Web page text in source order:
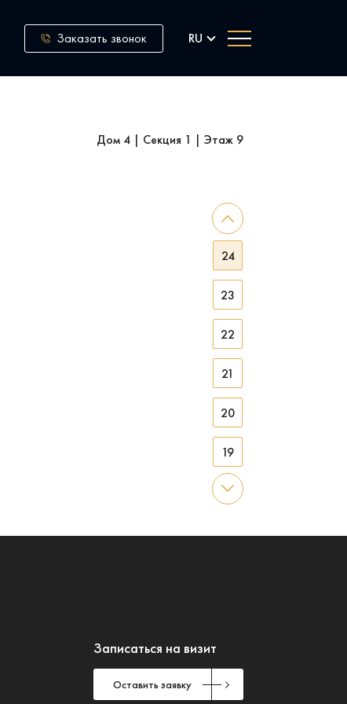
Заказать звонок RU
Дом 4 | Секция 1 | Этаж 9
25
24
23
22
21
20
19
18
13
Записаться на визит
Оставить заявку